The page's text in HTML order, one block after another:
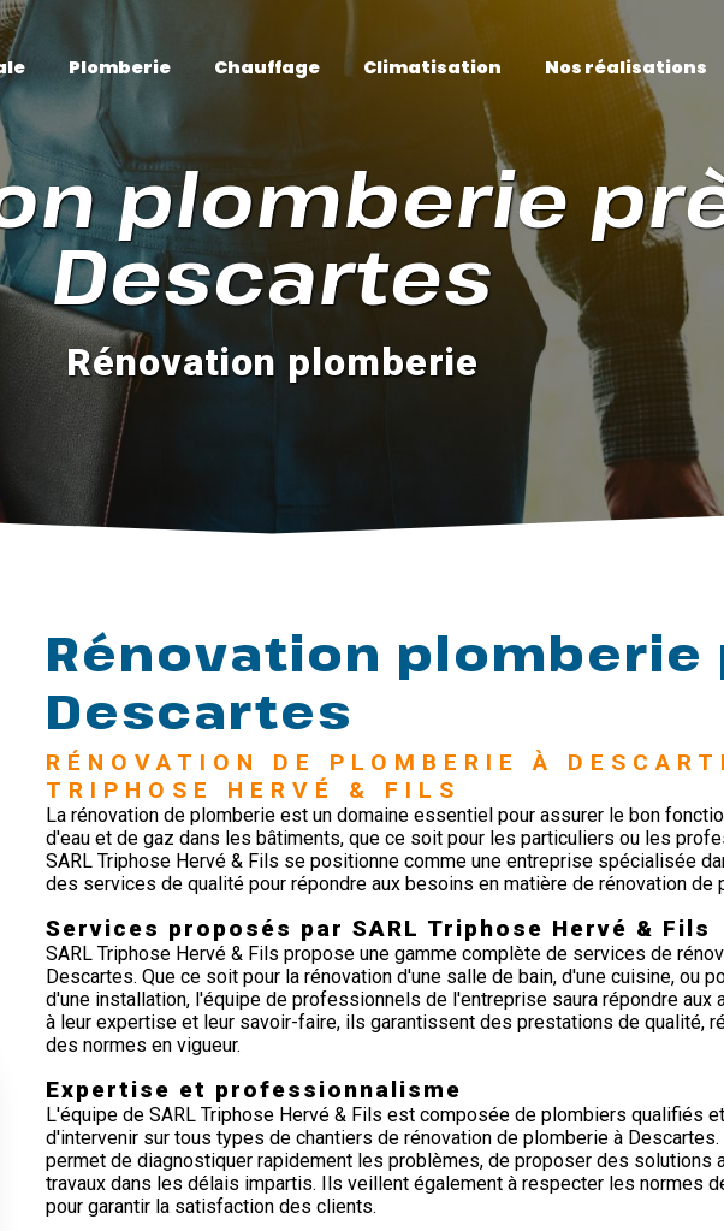
Plomberie Chauffage Climatisation Nos réalisations
plomberie
Descartes
Rénovation plomberie
Rénovation plomberie
Descartes
RÉNOVATION DE PLOMBERIE À
TRIPHOSE HERVÉ & FILS
La rénovation de plomberie est un domaine essentiel pour assurer le bon
d'eau et de gaz dans les bâtiments, que ce soit pour les particuliers ou les
SARL Triphose Hervé & Fils se positionne comme une entreprise spécialisée
des services de qualité pour répondre aux besoins en matière de rénovation de
Services proposés par SARL Triphose Hervé & Fils
SARL Triphose Hervé & Fils propose une gamme complète de services de
Descartes. Que ce soit pour la rénovation d'une salle de bain, d'une cuisine, ou
d'une installation, l'équipe de professionnels de l'entreprise saura répondre aux
à leur expertise et leur savoir-faire, ils garantissent des prestations de qualité,
des normes en vigueur.
Expertise et professionnalisme
L'équipe de SARL Triphose Hervé & Fils est composée de plombiers qualifiés
d'intervenir sur tous types de chantiers de rénovation de plomberie à
permet de diagnostiquer rapidement les problèmes, de proposer des solutions
travaux dans les délais impartis. Ils veillent également à respecter les normes
pour garantir la satisfaction des clients.